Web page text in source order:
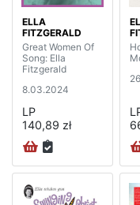
ELLA
FITZGERALD
Great Women Of
Song: Ella
Fitzgerald
8.03.2024
LP
140,89 zł